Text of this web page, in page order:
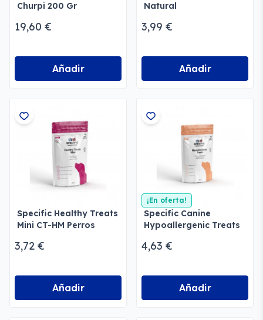
Churpi 200 Gr
19,60 €
Añadir
Natural
3,99 €
Añadir
Specific Healthy Treats
Mini CT-HM Perros
3,72 €
Añadir
¡En oferta!
Specific Canine
Hypoallergenic Treats
4,63 €
Añadir